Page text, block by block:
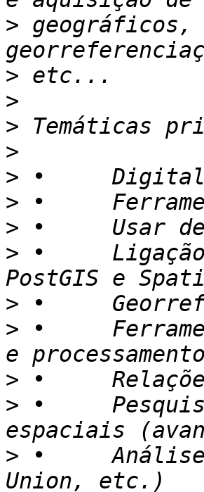
> geográficos,
>
>
>
>
>
>
>
> •	Ligação a bases de dados geográficas:
>
> •	Ferramentas de interface com aparelhos GPS
>
> •	Pesquisas alfanuméricas e consultas
> •	Análise vetorial (Buffer, Clip, Dissolve,